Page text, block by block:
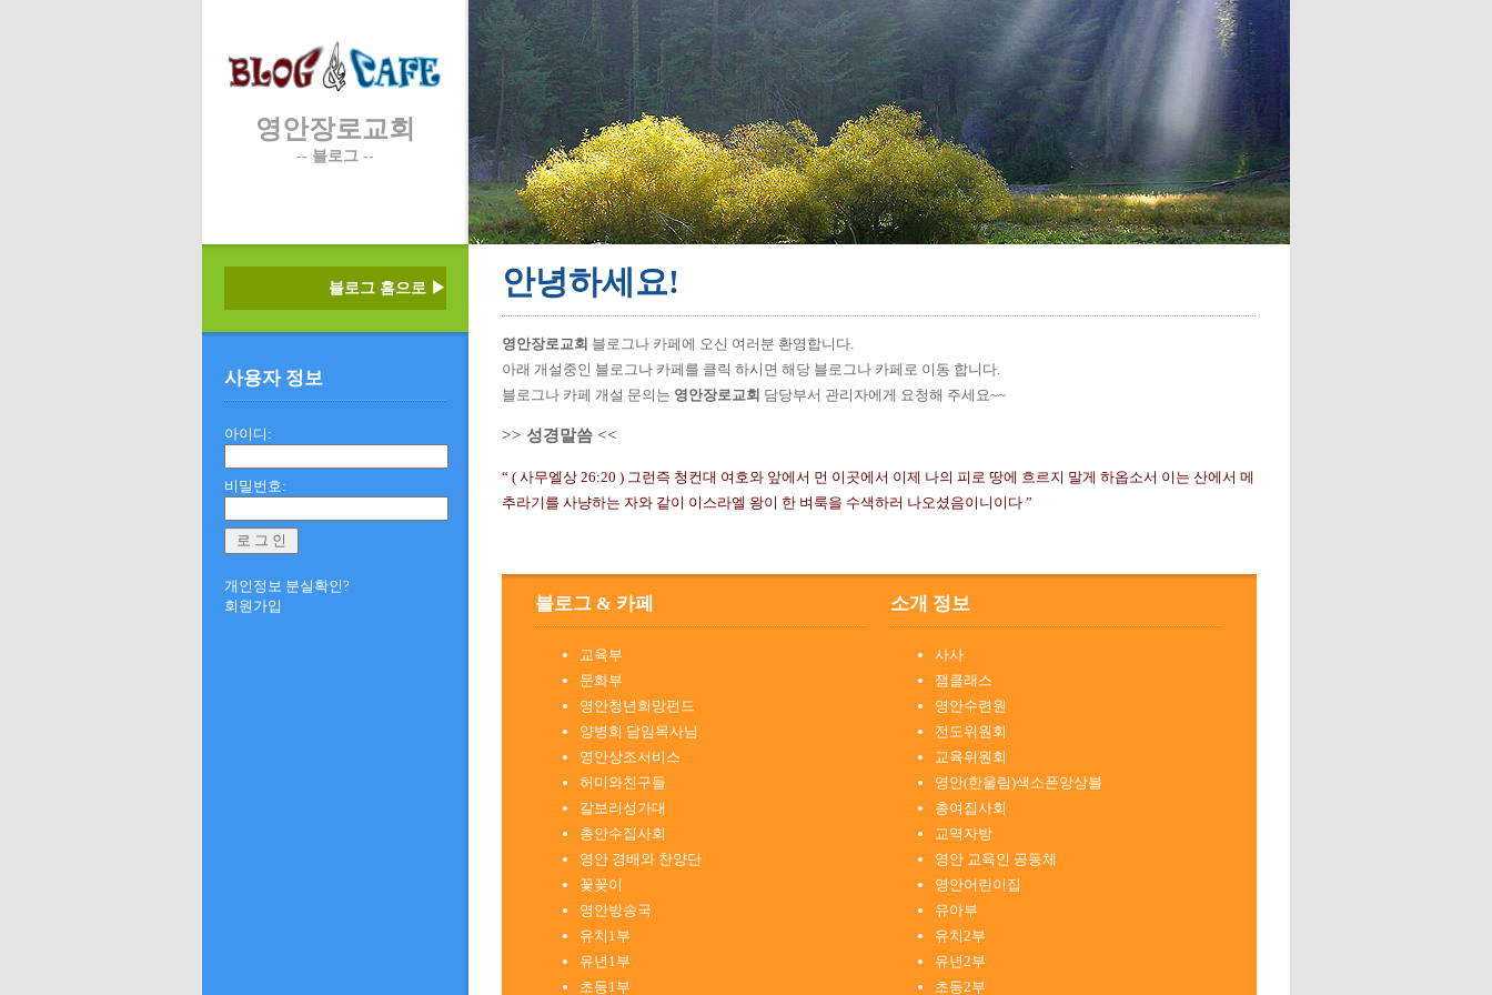
영안장로교회
-- 블로그 --
블로그 홈으로 ▶
사용자 정보
아이디:
비밀번호:
개인정보 분실확인?
회원가입
안녕하세요!
영안장로교회 블로그나 카페에 오신 여러분 환영합니다.
아래 개설중인 블로그나 카페를 클릭 하시면 해당 블로그나 카페로 이동 합니다.
블로그나 카페 개설 문의는 영안장로교회 담당부서 관리자에게 요청해 주세요~~
>> 성경말씀 <<
“ ( 사무엘상 26:20 ) 그런즉 청컨대 여호와 앞에서 먼 이곳에서 이제 나의 피로 땅에 흐르지 말게 하옵소서 이는 산에서 메
추라기를 사냥하는 자와 같이 이스라엘 왕이 한 벼룩을 수색하러 나오셨음이니이다 ”
블로그 & 카페
교육부
문화부
영안청년희망펀드
양병희 담임목사님
영안상조서비스
허미와친구들
갈보리성가대
총안수집사회
영안 경배와 찬양단
꽃꽂이
영안방송국
유치1부
유년1부
초등1부
소개 정보
사사
잼클래스
영안수련원
전도위원회
교육위원회
영안(한울림)색소폰앙상블
총여집사회
교역자방
영안 교육인 공동체
영안어린이집
유아부
유치2부
유년2부
초등2부